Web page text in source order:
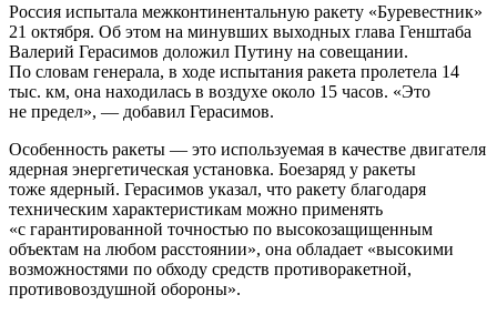
Россия испытала межконтинентальную ракету «Буревестник»
21 октября. Об этом на минувших выходных глава Генштаба
Валерий Герасимов доложил Путину на совещании.
По словам генерала, в ходе испытания ракета пролетела 14
тыс. км, она находилась в воздухе около 15 часов. «Это
не предел», — добавил Герасимов.
Особенность ракеты — это используемая в качестве двигателя
ядерная энергетическая установка. Боезаряд у ракеты
тоже ядерный. Герасимов указал, что ракету благодаря
техническим характеристикам можно применять
«с гарантированной точностью по высокозащищенным
объектам на любом расстоянии», она обладает «высокими
возможностями по обходу средств противоракетной,
противовоздушной обороны».